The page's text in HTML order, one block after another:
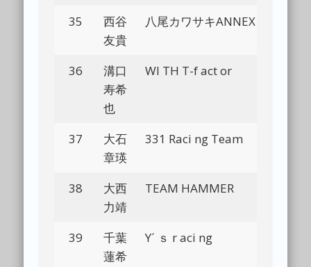
35
西谷
友貴
八尾カワサキANNEX
36
溝口
寿希
也
WI TH T-f act or
37
大石
章瑛
331 Raci ng Team
38
大西
力靖
TEAM HAMMER
39
千葉
蓮希
Y´ ｓ r aci ng